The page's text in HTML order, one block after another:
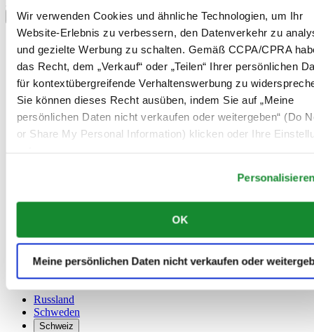
Wir verwenden Cookies und ähnliche Technologien, um Ihr
Website-Erlebnis zu verbessern, den Datenverkehr zu
und gezielte Werbung zu schalten. Gemäß CCPA/CPRA
das Recht, dem „Verkauf“ oder „Teilen“ Ihrer persönlichen
für kontextübergreifende Verhaltenswerbung zu
Sie können dieses Recht ausüben, indem Sie auf „Meine
persönlichen Daten nicht verkaufen oder weitergeben“ (Do
or Share My Personal Information) klicken oder Ihre
OK
Meine persönlichen Daten nicht verkaufen oder
Sprachumschalter
Dutch
Français
China
English
Dänemark
Deutschland
Niederlande
Österreich
Polen
Russland
Schweden
Schweiz